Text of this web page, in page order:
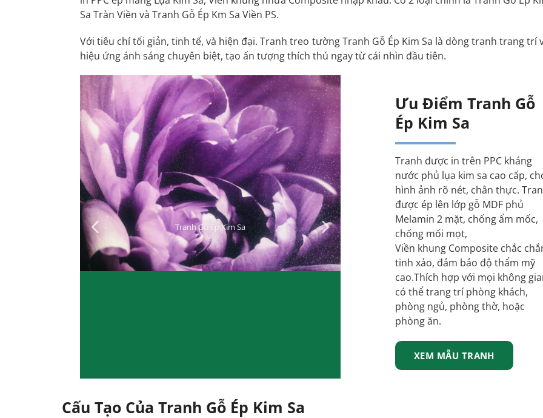
Sa Tràn Viền và Tranh Gỗ Ép Km Sa Viền PS.
Với tiêu chí tối giản, tinh tế, và hiện đại. Tranh treo tường Tranh Gỗ Ép Kim Sa là dòng tranh trang trí
hiệu ứng ánh sáng chuyên biệt, tạo ấn tượng thích thú ngay từ cái nhìn đầu tiên.
Tranh Gỗ Ép Kim Sa Tranh Gỗ Ép Kim Sa
Ưu Điểm Tranh Gỗ
Ép Kim Sa
Tranh được in trên PPC kháng
nước phủ lụa kim sa cao cấp,
hình ảnh rõ nét, chân thực.
được ép lên lớp gỗ MDF phủ
Melamin 2 mặt, chống ẩm mốc,
chống mối mọt,
Viền khung Composite chắc
tinh xảo, đảm bảo độ thẩm mỹ
cao.Thích hợp với mọi không
có thể trang trí phòng khách,
phòng ngủ, phòng thờ, hoặc
phòng ăn.
XEM MẪU TRANH
Cấu Tạo Của Tranh Gỗ Ép Kim Sa